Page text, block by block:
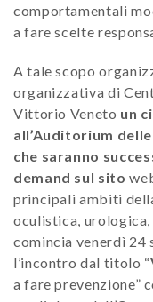
comportamentali
a fare scelte
A tale scopo
organizzativa di
Vittorio Veneto un
all’Auditorium
che saranno
demand sul sito
principali ambiti
oculistica,
comincia venerdì 24
l’incontro dal titolo “
a fare prevenzione”